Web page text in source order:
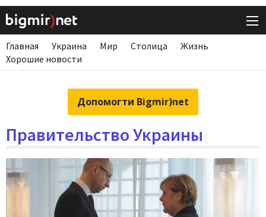
Главная Украина Мир Столица
Жизнь
Хорошие новости
Допомогти Bigmir)net
Правительство Украины